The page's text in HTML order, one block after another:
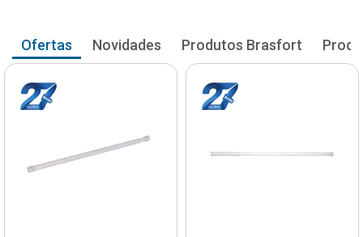
Ofertas Novidades Produtos Brasfort